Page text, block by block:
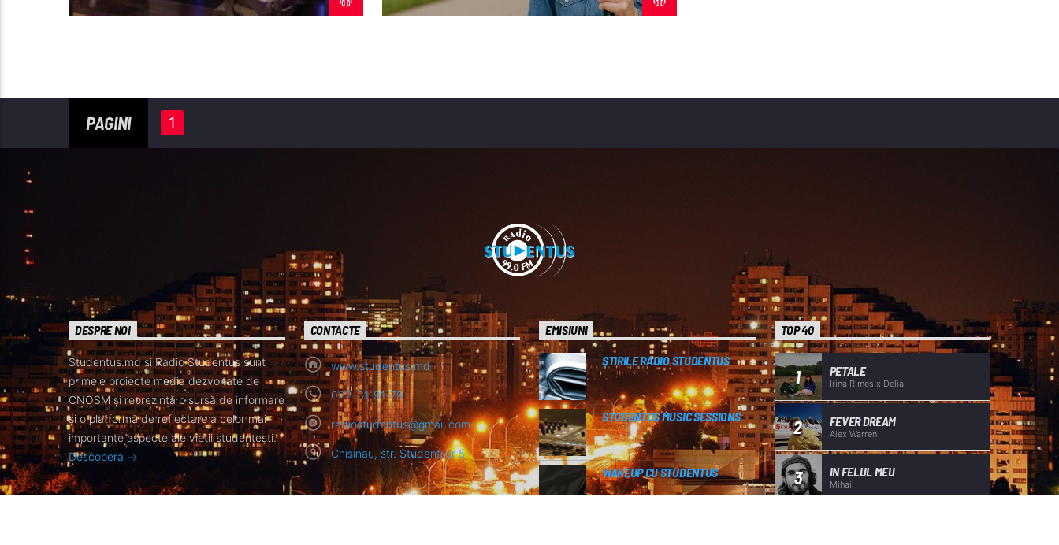
PAGINI 1
DESPRE NOI
Studentus.md și Radio Studentus sunt
primele proiecte media dezvoltate de
CNOSM și reprezintă o sursă de informare
și o platformă de reflectare a celor mai
importante aspecte ale vieții studențești.
Descopera
CONTACTE
www.studentus.md
022-31-91-79
radiostudentus@gmail.com
Chisinau, str. Studentilor 5
EMISIUNI
ȘTIRILE RADIO STUDENTUS
STUDENTUS MUSIC SESSIONS
WAKEUP CU STUDENTUS
TOP 40
1 PETALE
Irina Rimes x Delia
2 FEVER DREAM
Alex Warren
3 IN FELUL MEU
Mihail